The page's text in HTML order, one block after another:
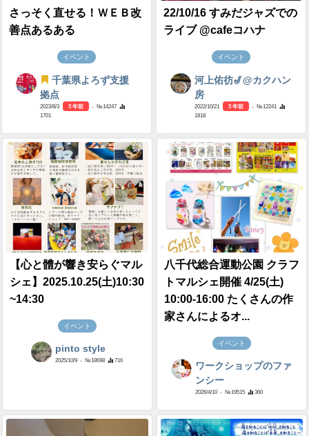
さっそく直せる！ＷＥＢ改
善点あるある
イベント
千葉県よろず支援
拠点
2023/8/3 3 年前
- №14247
1701
22/10/16 すみだジャズでの
ライブ @cafeコハナ
イベント
河上佑彷🎷@カクハン
房
2022/10/21 3 年前
- №12241
1818
【心と體が響き安らぐマル
シェ】2025.10.25(土)10:30
~14:30
イベント
pinto style
2025/10/9 - №18698 716
八千代総合運動公園 クラフ
トマルシェ開催 4/25(土)
10:00-16:00 たくさんの作
家さんによるオ...
イベント
ワークショップのファ
ンシー
2026/4/10 - №19515 360